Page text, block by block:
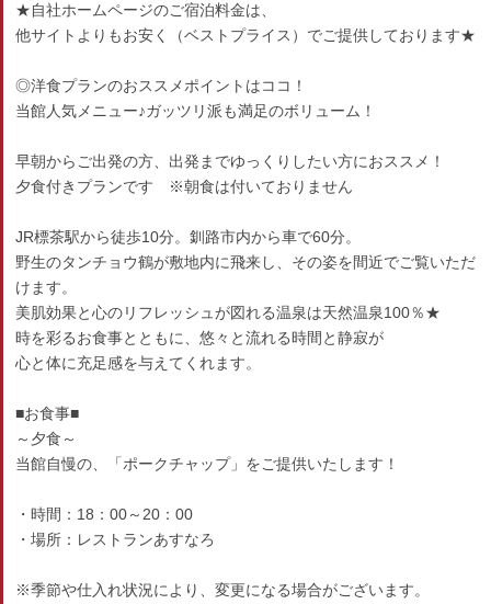
★自社ホームページのご宿泊料金は、
他サイトよりもお安く（ベストプライス）でご提供しております★
◎洋食プランのおススメポイントはココ！
当館人気メニュー♪ガッツリ派も満足のボリューム！
早朝からご出発の方、出発までゆっくりしたい方におススメ！
夕食付きプランです ※朝食は付いておりません
JR標茶駅から徒歩10分。釧路市内から車で60分。
野生のタンチョウ鶴が敷地内に飛来し、その姿を間近でご覧いただ
けます。
美肌効果と心のリフレッシュが図れる温泉は天然温泉100％★
時を彩るお食事とともに、悠々と流れる時間と静寂が
心と体に充足感を与えてくれます。
■お食事■
～夕食～
当館自慢の、「ポークチャップ」をご提供いたします！
・時間：18：00～20：00
・場所：レストランあすなろ
※季節や仕入れ状況により、変更になる場合がございます。